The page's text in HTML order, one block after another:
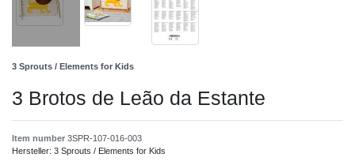
3 Sprouts / Elements for Kids
3 Brotos de Leão da Estante
Item number 3SPR-107-016-003
Hersteller: 3 Sprouts / Elements for Kids